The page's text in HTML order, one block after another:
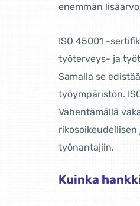
enemmän
ISO 45001 -
työterveys- ja
Samalla se
työympäristön.
Vähentämällä
työnantajiin.
Kuinka